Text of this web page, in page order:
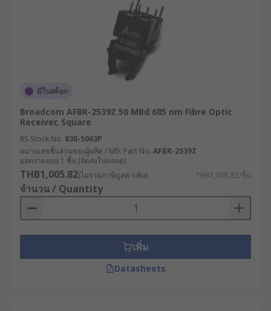
มีในสต็อก
Broadcom AFBR-2539Z 50 MBd 685 nm Fibre Optic
Receiver, Square
RS Stock No. 830-5063P
หมายเลขชิ้นส่วนของผู้ผลิต / Mfr. Part No. AFBR-2539Z
ยอดรวมย่อย 1 ชิ้น (จัดส่งในหลอด)
THB1,005.82(ไม่รวมภาษีมูลค่าเพิ่ม) THB1,005.82/ชิ้น
จำนวน / Quantity
เพิ่ม
Datasheets